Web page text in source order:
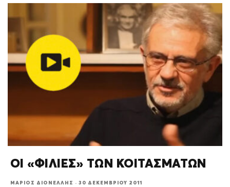
ΟΙ «ΦΙΛΙΕΣ» ΤΩΝ ΚΟΙΤΑΣΜΑΤΩΝ
ΜΆΡΙΟΣ ΔΙΟΝΈΛΛΗΣ · 30 ΔΕΚΕΜΒΡΊΟΥ 2011